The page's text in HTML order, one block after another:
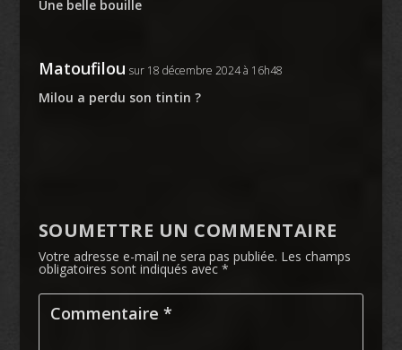
Une belle bouille
Matoufilou sur 18 décembre 2024 à 16h48
Milou a perdu son tintin ?
SOUMETTRE UN COMMENTAIRE
Votre adresse e-mail ne sera pas publiée. Les champs
obligatoires sont indiqués avec *